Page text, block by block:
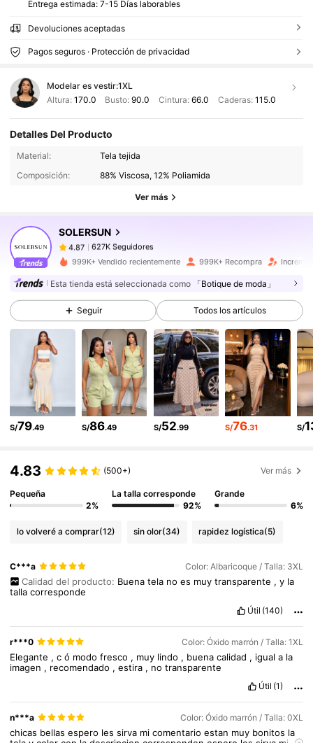
Entrega estimada: 7-15 Días laborables
Devoluciones aceptadas
Pagos seguros · Protección de privacidad
Modelar es vestir:1XL
Altura: 170.0 Busto:90.0 Cintura: 66.0 Caderas: 115.0
Detalles Del Producto
Material:
Tela tejida
Composición:
88% Viscosa, 12% Poliamida
Ver más
SOLERSUN
627K Seguidores
4.87 627K Seguidores
627K Seguidores
4.87 627K Seguidores
4.87 627K Seguidores
627K Seguidores
4.87 627K Seguidores
4.87 627K Seguidores
999K+ Vendido recientemente 999K+ Recompra
Esta tienda está seleccionada como 「Botique de moda」
Seguir Todos los artículos
S/79.49 S/86.49 S/52.99 S/76.31 S/
4.83 (500+) Ver más
Pequeña
2%
La talla corresponde
92%
Grande
6%
lo volveré a comprar(12) sin olor(34) rapidez logística(5)
C***a Color: Albaricoque / Talla: 3XL
Calidad del producto: Buena tela no es muy transparente , y la
tallacorresponde
Útil (140)
r***0 Color: Óxido marrón / Talla: 1XL
Elegante ,có modofresco , muy lindo , buenacalidad , iguala la
imagen , recomendado ,estira , notransparente
Útil (1)
n***a Color: Óxido marrón / Talla: 0XL
chicas bellasespero lessirva micomentarioestan muy bonitos la